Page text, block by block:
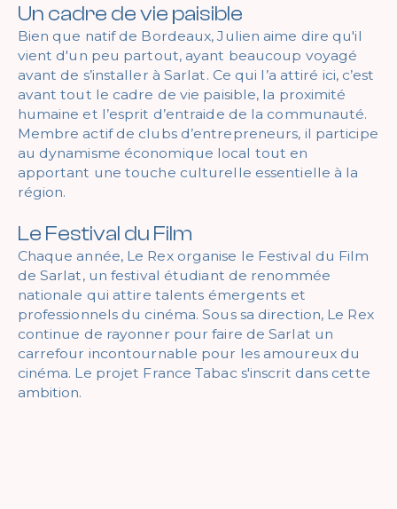
Un cadre de vie paisible
Bien que natif de Bordeaux, Julien aime dire qu'il
vient d'un peu partout, ayant beaucoup voyagé
avant de s’installer à Sarlat. Ce qui l’a attiré ici, c’est
avant tout le cadre de vie paisible, la proximité
humaine et l’esprit d’entraide de la communauté.
Membre actif de clubs d’entrepreneurs, il participe
au dynamisme économique local tout en
apportant une touche culturelle essentielle à la
région.
Le Festival du Film
Chaque année, Le Rex organise le Festival du Film
de Sarlat, un festival étudiant de renommée
nationale qui attire talents émergents et
professionnels du cinéma. Sous sa direction, Le Rex
continue de rayonner pour faire de Sarlat un
carrefour incontournable pour les amoureux du
cinéma. Le projet France Tabac s'inscrit dans cette
ambition.